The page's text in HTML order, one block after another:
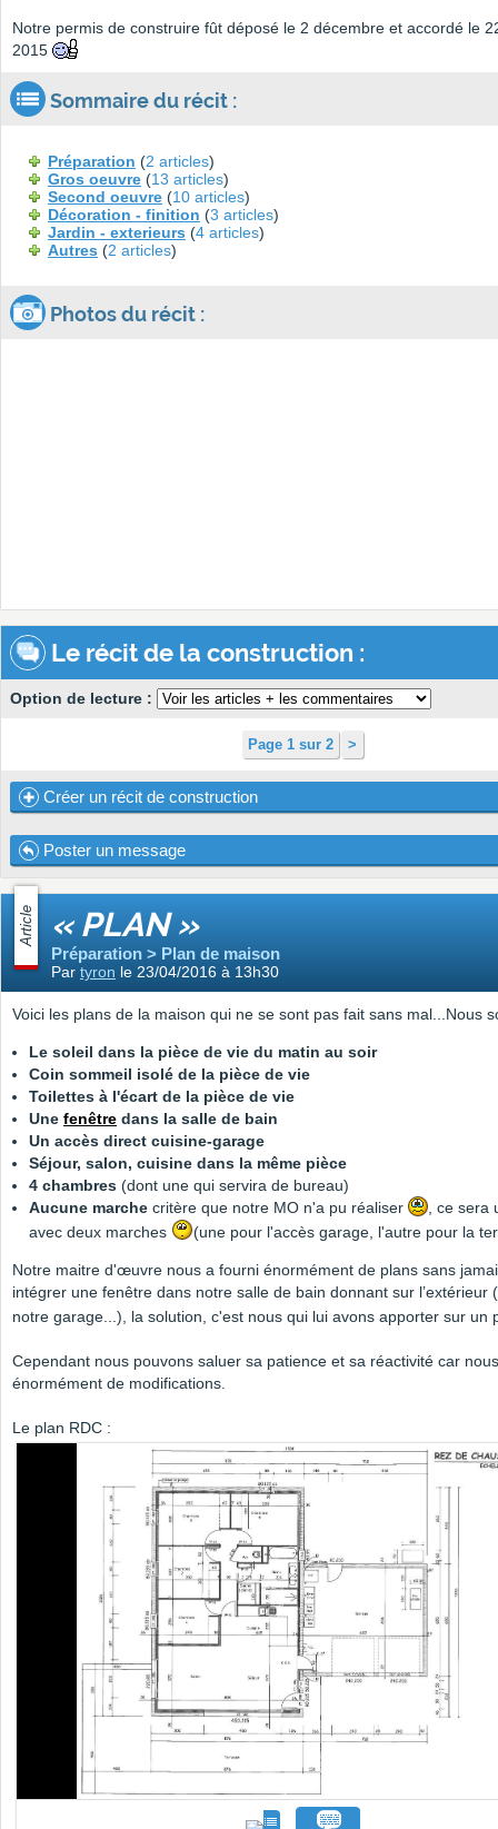
Notre permis de construire fût déposé le 2 décembre et accordé le
2015
Sommaire du récit :
Préparation (2 articles)
Gros oeuvre (13 articles)
Second oeuvre (10 articles)
Décoration - finition (3 articles)
Jardin - exterieurs (4 articles)
Autres (2 articles)
Photos du récit :
Le récit de la construction :
Option de lecture :
Page 1 sur 2 >
Créer un récit de construction
Poster un message
Article « PLAN »
Préparation > Plan de maison
Par tyron le 23/04/2016 à 13h30
Voici les plans de la maison qui ne se sont pas fait sans mal...Nous
Le soleil dans la pièce de vie du matin au soir
Coin sommeil isolé de la pièce de vie
Toilettes à l'écart de la pièce de vie
Une fenêtre dans la salle de bain
Un accès direct cuisine-garage
Séjour, salon, cuisine dans la même pièce
4 chambres (dont une qui servira de bureau)
Aucune marche critère que notre MO n'a pu réaliser
, ce
avec deux marches
(une pour l'accès garage, l'autre pour la
Notre maitre d'œuvre nous a fourni énormément de plans sans
intégrer une fenêtre dans notre salle de bain donnant sur l’extérieur
notre garage...), la solution, c'est nous qui lui avons apporter sur un
Cependant nous pouvons saluer sa patience et sa réactivité car
énormément de modifications.
Le plan RDC :